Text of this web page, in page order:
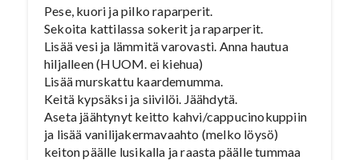
Pese, kuori ja pilko raparperit.
Sekoita kattilassa sokerit ja raparperit.
Lisää vesi ja lämmitä varovasti. Anna hautua
hiljalleen (HUOM. ei kiehua)
Lisää murskattu kaardemumma.
Keitä kypsäksi ja siivilöi. Jäähdytä.
Aseta jäähtynyt keitto kahvi/cappucinokuppiin
ja lisää vanilijakermavaahto (melko löysö)
keiton päälle lusikalla ja raasta päälle tummaa